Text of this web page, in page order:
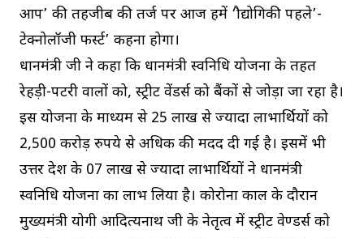
आप’ की तहजीब की तर्ज पर आज हमें ‘प्रौद्योगिकी पहले’-
टेक्नोलॉजी फर्स्ट’ कहना होगा।
प्रधानमंत्री जी ने कहा कि प्रधानमंत्री स्वनिधि योजना के तहत
रेहड़ी-पटरी वालों को, स्ट्रीट वेंडर्स को बैंकों से जोड़ा जा रहा है।
इस योजना के माध्यम से 25 लाख से ज्यादा लाभार्थियों को
2,500 करोड़ रुपये से अधिक की मदद दी गई है। इसमें भी
उत्तर प्रदेश के 07 लाख से ज्यादा लाभार्थियों ने प्रधानमंत्री
स्वनिधि योजना का लाभ लिया है। कोरोना काल के दौरान
मुख्यमंत्री योगी आदित्यनाथ जी के नेतृत्व में स्ट्रीट वेण्डर्स को